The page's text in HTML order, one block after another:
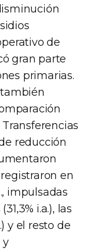
de
gran parte
primarias.
reducción
registraron en
impulsadas
i.a.), las
y el resto de
y